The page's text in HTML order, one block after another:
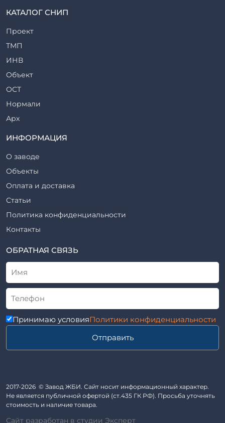
Прогоны железобетонные
Ригели железобетонные
Сваи железобетонные
Стеновые блоки
Стойки железобетонные
Столбы железобетонные
Закладные детали
Трубы железобетонные
Утяжелители железобетонные
Фермы железобетонные
Фундаментные блоки
Фундаменты железобетонные
Шахты лифтов железобетонные
Шпалы железобетонные
Элементы благоустройства
Трубы асбоцементные
Приставки железобетонные (пасынки) Серия 3.407-57 и
ГОСТ 14295-75
Лестничные марши
Автопавильоны
Анкера железобетонные
Балки железобетонные
Блоки железобетонные
Кабины санитарно-технические
КАТАЛОГ СНИП
Проект
ТМП
ИНВ
Объект
ОСТ
Нормали
Арх
ТР
Серия
ТП
ТПР
Шифр
Рабочие чертежи
ВСН
ТУ
Альбом
ИНФОРМАЦИЯ
О заводе
Объекты
Оплата и доставка
Статьи
Политика конфиденциальности
Контакты
ОБРАТНАЯ СВЯЗЬ
Принимаю условияПолитики конфиденциальности
Отправить
2017-2026 © Завод ЖБИ. Сайт носит информационный характер.
Не является публичной офертой (ст.435 ГК РФ). Просьба уточнять
стоимость и наличие товара.
Сайт разработан в студии Эксперт